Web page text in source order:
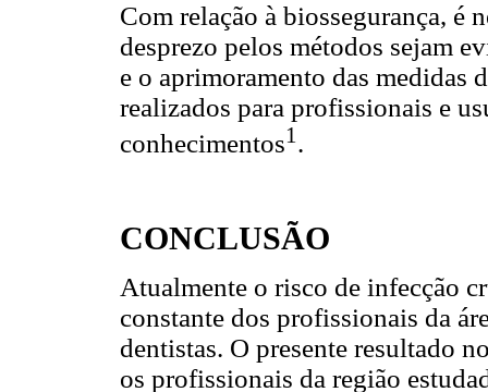
Com relação à biossegurança, é
desprezo pelos métodos sejam
e o aprimoramento das medidas
realizados para profissionais e
conhecimentos1 .
CONCLUSÃO
Atualmente o risco de infecção
constante dos profissionais da
dentistas. O presente resultado
os profissionais da região